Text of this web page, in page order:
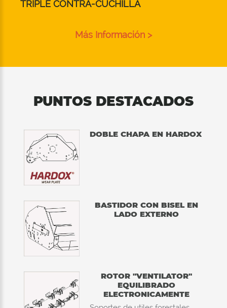
TRIPLE CONTRA-CUCHILLA
Más Información >
PUNTOS DESTACADOS
DOBLE CHAPA EN HARDOX
BASTIDOR CON BISEL EN
LADO EXTERNO
ROTOR "VENTILATOR"
EQUILIBRADO
ELECTRONICAMENTE